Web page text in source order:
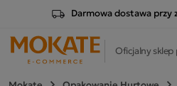
Darmowa dostawa przy
Oficjalny